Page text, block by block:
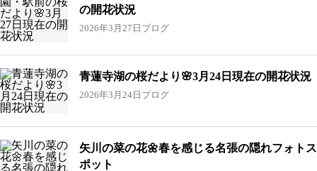
の開花状況
2026年3月27日 ブログ
青蓮寺湖の桜だより🌸3月24日現在の開花状況
2026年3月24日 ブログ
矢川の菜の花🌼春を感じる名張の隠れフォトス
ポット